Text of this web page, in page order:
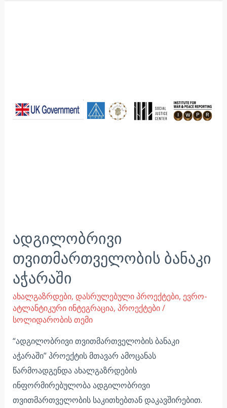
ადგილობრივი
თვითმართველობის ბანაკი
აჭარაში
ახალგაზრდები, დასრულებული პროექტები, ევრო-
ატლანტიკური ინტეგრაცია, პროექტები/
სოლიდარობის თემი
“ადგილობრივი თვითმართველობის ბანაკი
აჭარაში” პროექტის მთავარ ამოცანას
წარმოადგენდა ახალგაზრდების
ინფორმირებულობა ადგილობრივი
თვითმართველობის საკითხებთან დაკავშირებით.